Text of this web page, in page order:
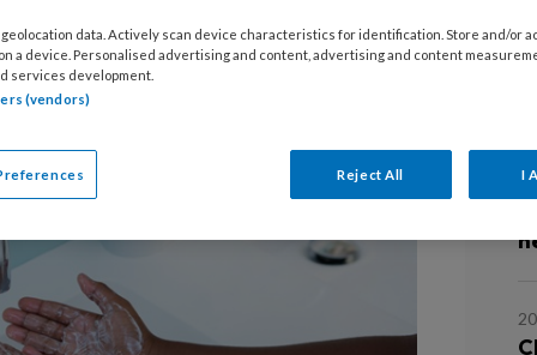
Vilans biedt al het materiaal
1
data. Actively scan device characteristics for identification. Store and/or
a device. Personalised advertising and content, advertising and content
services development.
(vendors)
Reject All I